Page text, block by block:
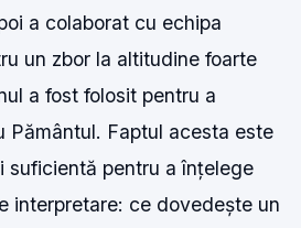
a colaborat cu echipa
un zbor la altitudine foarte
a fost folosit pentru a
Pământul. Faptul acesta este
suficientă pentru a înțelege
interpretare: ce dovedește un